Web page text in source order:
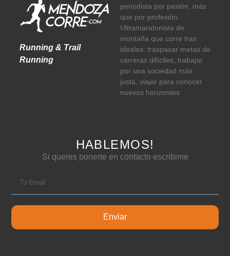
Running & Trail
Running
periodista por pasión, más
que por profesión.
Ultramaratonista de
montaña que corre tras
ideales: traspasar metas de
carreras difíciles, trabajar
por una sociedad más
justa, viajar para conocer
nuevos horizontes
HABLEMOS!
Si queres ponerte en contacto escribime
Enviar